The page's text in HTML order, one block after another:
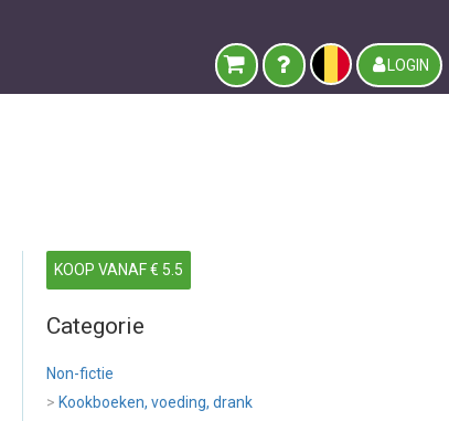
LOGIN
KOOP VANAF € 5.5
Categorie
Non-fictie
> Kookboeken, voeding, drank